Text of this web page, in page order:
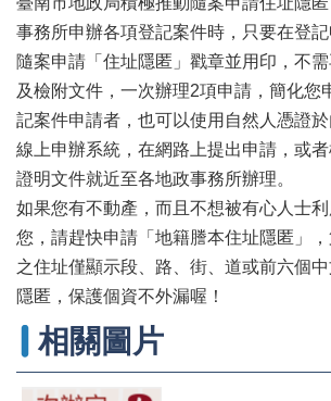
民
意
交
流
下
載
專
區
主
題
專
區
他
事務所申辦各項登記案件時，只要在登
隨案申請「住址隱匿」戳章並用印，不
及檢附文件，一次辦理2項申請，簡化您
記案件申請者，也可以使用自然人憑證
線上申辦系統，在網路上提出申請，或
證明文件就近至各地政事務所辦理。
如果您有不動產，而且不想被有心人士
您，請趕快申請「地籍謄本住址隱匿」
之住址僅顯示段、路、街、道或前六個
隱匿，保護個資不外漏喔！
相關圖片